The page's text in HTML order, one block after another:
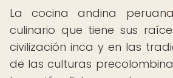
La cocina andina
culinario que tiene sus
civilización inca y en las
de las culturas